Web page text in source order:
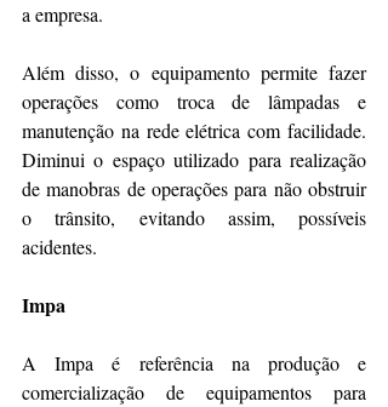
a empresa.
Além disso, o equipamento permite fazer
operações como troca de lâmpadas e
manutenção na rede elétrica com facilidade.
Diminui o espaço utilizado para realização
de manobras de operações para não obstruir
o trânsito, evitando assim, possíveis
acidentes.
Impa
A Impa é referência na produção e
comercialização de equipamentos para